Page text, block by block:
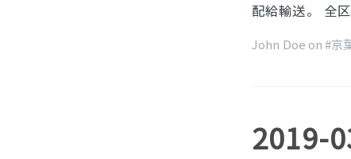
配給輸送。 全
John Doe on#京
2019-